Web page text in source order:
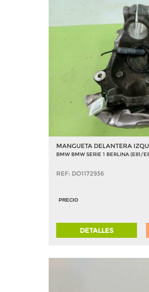
MANGUETA DELANTERA
BMW BMW SERIE 1 BERLINA (E81/
REF: DO1172936
PRECIO
DETALLES